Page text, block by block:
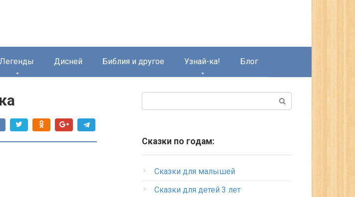
Легенды Дисней Библия и другое Узнай-ка! Блог
Сказки по годам:
Сказки для малышей
Сказки для детей 3 лет